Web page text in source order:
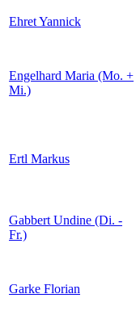
Ehret Yannick
Engelhard Maria (Mo. +
Mi.)
Ertl Markus
Gabbert Undine (Di. -
Fr.)
Garke Florian